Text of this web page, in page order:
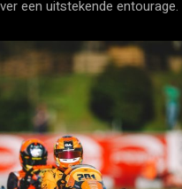
een uitstekende entourage.